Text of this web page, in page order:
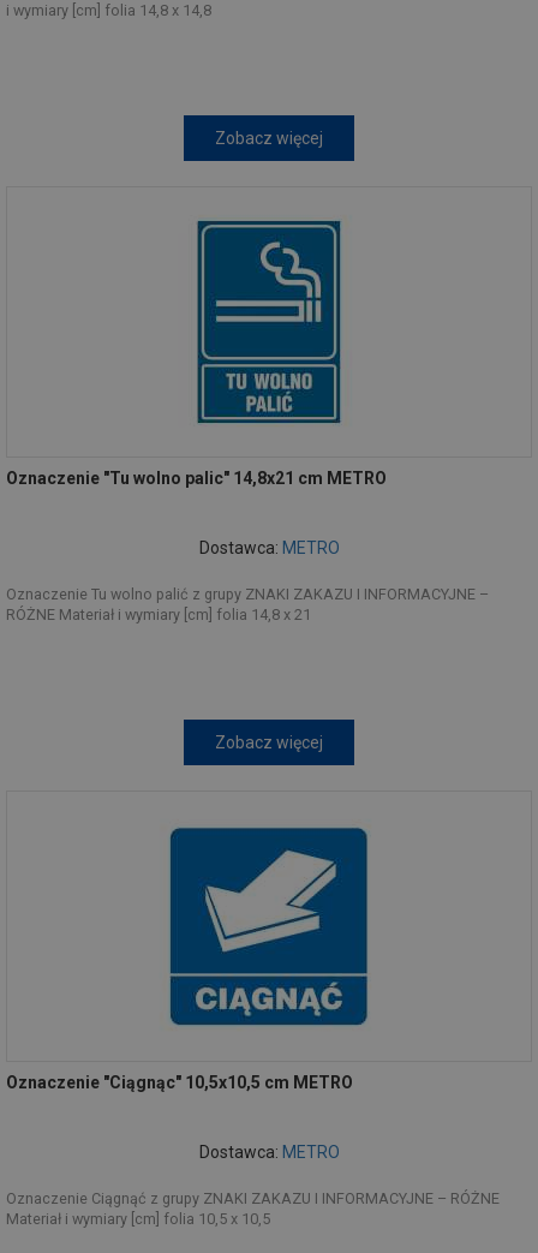
i wymiary [cm] folia 14,8 x 14,8
Zobacz więcej
Oznaczenie "Tu wolno palic" 14,8x21 cm METRO
Dostawca: METRO
Oznaczenie Tu wolno palić z grupy ZNAKI ZAKAZU I INFORMACYJNE –
RÓŻNE Materiał i wymiary [cm] folia 14,8 x 21
Zobacz więcej
Oznaczenie "Ciągnąc" 10,5x10,5 cm METRO
Dostawca: METRO
Oznaczenie Ciągnąć z grupy ZNAKI ZAKAZU I INFORMACYJNE – RÓŻNE
Materiał i wymiary [cm] folia 10,5 x 10,5